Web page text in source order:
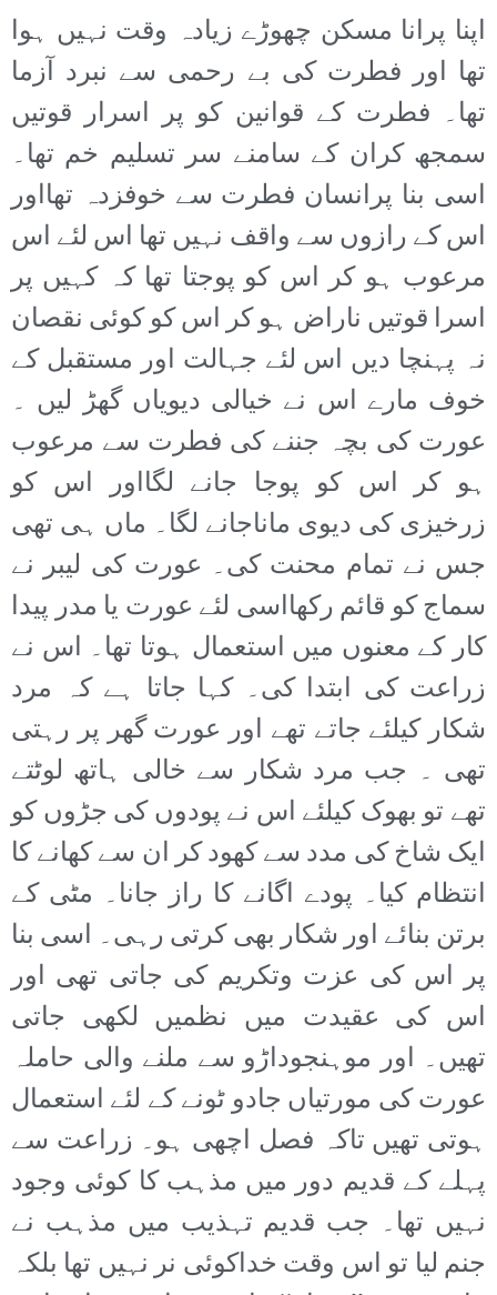
اپنا پرانا مسکن چھوڑے زیادہ وقت نہیں ہوا
تھا اور فطرت کی بے رحمی سے نبرد آزما
تھا۔ فطرت کے قوانین کو پر اسرار قوتیں
سمجھ کران کے سامنے سر تسلیم خم تھا۔
اسی بنا پرانسان فطرت سے خوفزدہ تھااور
اس کے رازوں سے واقف نہیں تھا اس لئے اس
مرعوب ہو کر اس کو پوجتا تھا کہ کہیں پر
اسرا قوتیں ناراض ہو کر اس کو کوئی نقصان
نہ پہنچا دیں اس لئے جہالت اور مستقبل کے
خوف مارے اس نے خیالی دیویاں گھڑ لیں ۔
عورت کی بچہ جننے کی فطرت سے مرعوب
ہو کر اس کو پوجا جانے لگااور اس کو
زرخیزی کی دیوی ماناجانے لگا۔ ماں ہی تھی
جس نے تمام محنت کی۔ عورت کی لیبر نے
سماج کو قائم رکھااسی لئے عورت یا مدر پیدا
کار کے معنوں میں استعمال ہوتا تھا۔ اس نے
زراعت کی ابتدا کی۔ کہا جاتا ہے کہ مرد
شکار کیلئے جاتے تھے اور عورت گھر پر رہتی
تھی ۔ جب مرد شکار سے خالی ہاتھ لوٹتے
تھے تو بھوک کیلئے اس نے پودوں کی جڑوں کو
ایک شاخ کی مدد سے کھود کر ان سے کھانے کا
انتظام کیا۔ پودے اگانے کا راز جانا۔ مٹی کے
برتن بنائے اور شکار بھی کرتی رہی۔ اسی بنا
پر اس کی عزت وتکریم کی جاتی تھی اور
اس کی عقیدت میں نظمیں لکھی جاتی
تھیں۔ اور موہنجوداڑو سے ملنے والی حاملہ
عورت کی مورتیاں جادو ٹونے کے لئے استعمال
ہوتی تھیں تاکہ فصل اچھی ہو۔ زراعت سے
پہلے کے قدیم دور میں مذہب کا کوئی وجود
نہیں تھا۔ جب قدیم تہذیب میں مذہب نے
جنم لیا تو اس وقت خداکوئی نر نہیں تھا بلکہ